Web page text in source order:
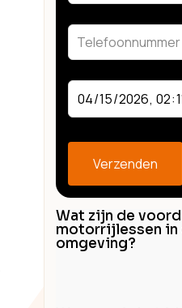
field
blank
Verzenden
Wat zijn de
motorrijlessen in
omgeving?